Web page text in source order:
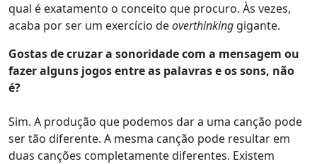
qual é exatamento o conceito que procuro. Às vezes,
acaba por ser um exercício deoverthinking gigante.
Gostas de cruzar a sonoridade com a mensagem ou
fazer alguns jogos entre as palavras e os sons, não
é?
Sim. A produção que podemos dar a uma canção pode
ser tão diferente. A mesma canção pode resultar em
duas canções completamente diferentes. Existem